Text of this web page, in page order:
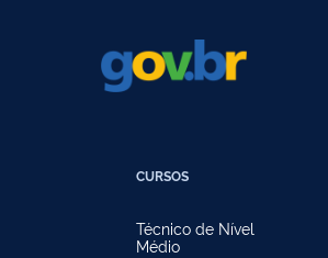
CURSOS
Técnico de Nível
Médio